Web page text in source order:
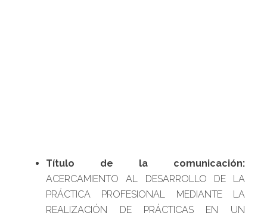
Título de la comunicación:
ACERCAMIENTO AL DESARROLLO DE LA
PRÁCTICA PROFESIONAL MEDIANTE LA
REALIZACIÓN DE PRÁCTICAS EN UN